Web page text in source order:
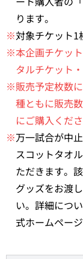
ります。
※対象チケット1
※本企画チケッ
タルチケット
※販売予定枚数
種ともに販売
にご購入くださ
※万一試合が中
スコットタオ
ただきます。
グッズをお渡
い。詳細につ
式ホームペー